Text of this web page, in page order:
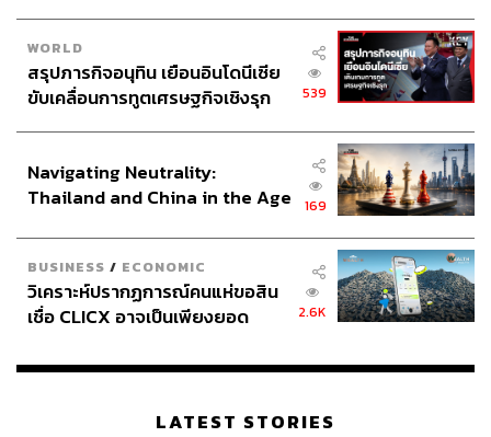
WORLD
สรุปภารกิจอนุทิน เยือนอินโดนีเซีย
ขับเคลื่อนการทูตเศรษฐกิจเชิงรุก
539
Navigating Neutrality:
Thailand and China in the Age
169
BUSINESS / ECONOMIC
วิเคราะห์ปรากฏการณ์คนแห่ขอสิน
เชื่อ CLICX อาจเป็นเพียงยอด
เรือนไทยที่ถูกซุกไว้
2.6K
LATEST STORIES